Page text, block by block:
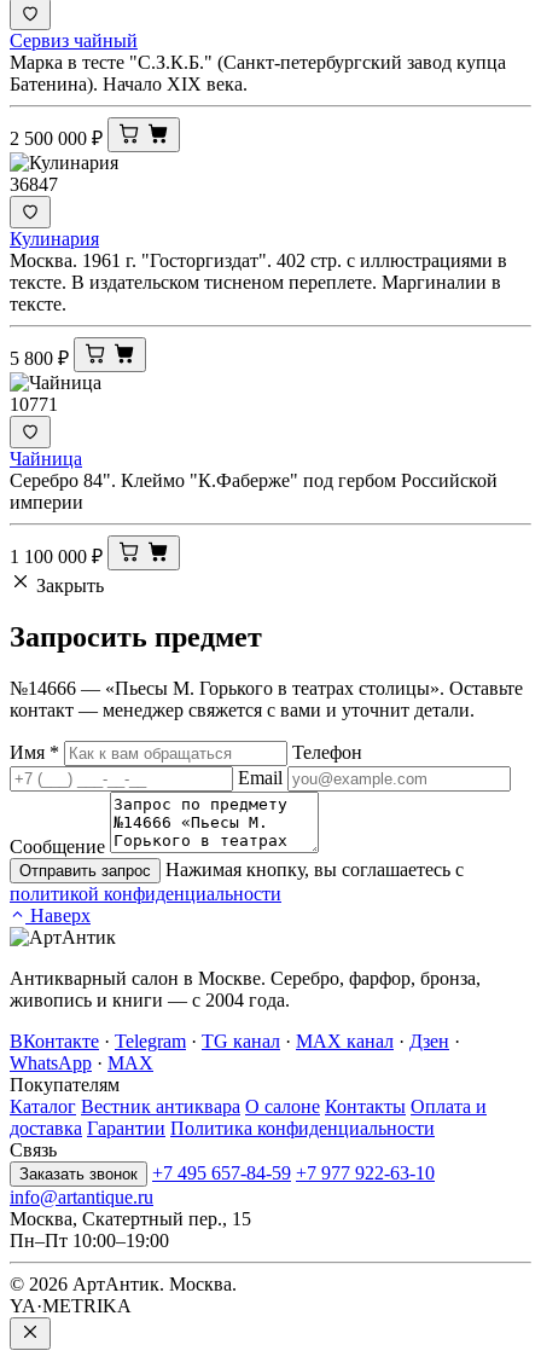
Сервиз чайный
Марка в тесте "С.З.К.Б." (Санкт-петербургский завод купца
Батенина). Начало XIX века.
2 500 000 ₽
36847
Кулинария
Москва. 1961 г. "Госторгиздат". 402 стр. с иллюстрациями в
тексте. В издательском тисненом переплете. Маргиналии в
тексте.
5 800 ₽
10771
Чайница
Серебро 84". Клеймо "К.Фаберже" под гербом Российской
империи
1 100 000 ₽
Закрыть
Запросить предмет
№14666 — «Пьесы М. Горького в театрах столицы». Оставьте
контакт — менеджер свяжется с вами и уточнит детали.
Имя *
Телефон
Email
Сообщение
Отправить запрос
Нажимая кнопку, вы соглашаетесь с
политикой конфиденциальности
Наверх
Антикварный салон в Москве. Серебро, фарфор, бронза,
живопись и книги — с 2004 года.
ВКонтакте · Telegram · TG канал · MAX канал · Дзен ·
WhatsApp · MAX
Покупателям
Каталог Вестник антиквара О салоне Контакты Оплата и
доставка Гарантии Политика конфиденциальности
Связь
Заказать звонок +7 495 657-84-59 +7 977 922-63-10
info@artantique.ru
Москва, Скатертный пер., 15
Пн–Пт 10:00–19:00
© 2026 АртАнтик. Москва.
YA·METRIKA